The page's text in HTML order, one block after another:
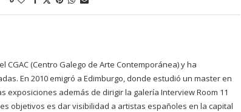
(Centro Galego de Arte Contemporánea) y ha
En 2010 emigró a Edimburgo, donde estudió un master en
exposiciones además de dirigir la galería Interview Room 11
objetivos es dar visibilidad a artistas españoles en la capital